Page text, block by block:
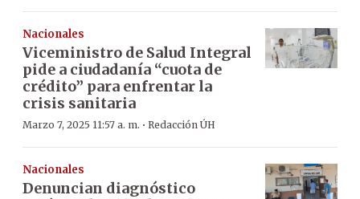
Nacionales
Viceministro de Salud Integral
pide a ciudadanía “cuota de
crédito” para enfrentar la
crisis sanitaria
Marzo 7, 2025 11:57 a. m. · Redacción ÚH
Nacionales
Denuncian diagnóstico